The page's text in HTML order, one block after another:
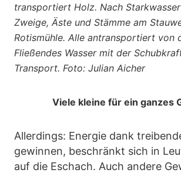
transportiert Holz. Nach
Zweige, Äste und Stämme am
Rotismühle. Alle antransportiert von
Fließendes Wasser mit der
Transport. Foto: Julian Aicher
Viele kleine für ein ganzes
Allerdings: Energie dank
gewinnen, beschränkt sich in
auf die Eschach. Auch andere